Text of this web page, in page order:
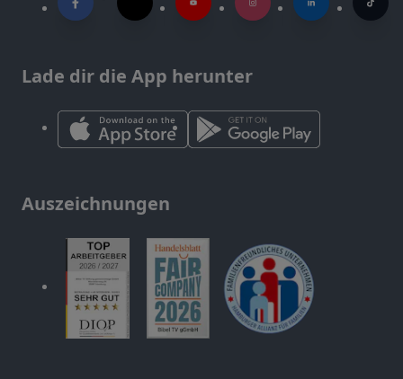
Lade dir die App herunter
Auszeichnungen